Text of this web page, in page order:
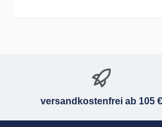
versandkostenfrei ab 105 €